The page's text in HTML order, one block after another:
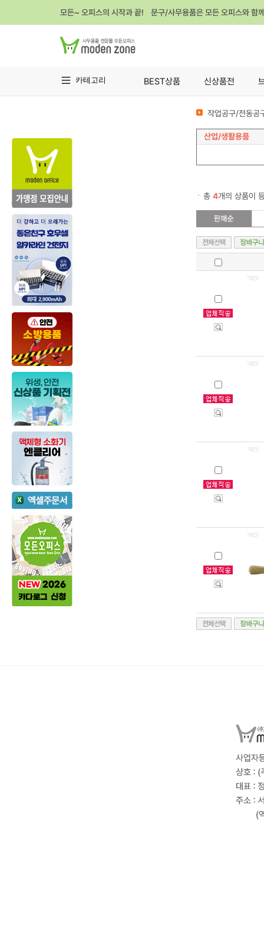
모든~ 오피스의 시작과 끝! 문구/사무용품은 모든 오피스와 함
카테고리 BEST상품 신상품전
작업공구/전동공
산업/생활용품
총 4개의 상품이